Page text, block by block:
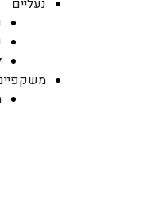
נעליים